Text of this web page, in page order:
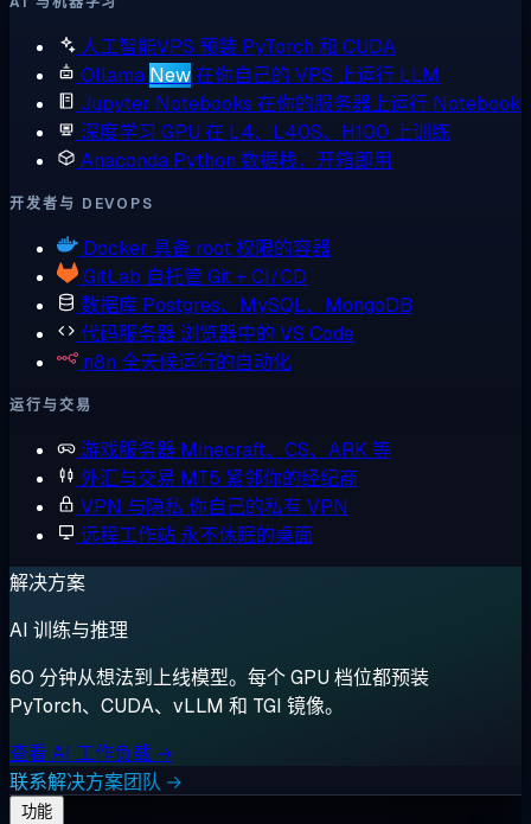
人工智能VPS 预装 PyTorch 和 CUDA
Ollama New在你自己的 VPS 上运行 LLM
Jupyter Notebooks 在你的服务器上运行 Notebook
深度学习 GPU 在 L4、L40S、H100 上训练
Anaconda Python 数据栈，开箱即用
开发者与 DEVOPS
Docker 具备 root 权限的容器
GitLab 自托管 Git + CI/CD
数据库 Postgres、MySQL、MongoDB
代码服务器 浏览器中的 VS Code
n8n 全天候运行的自动化
运行与交易
游戏服务器 Minecraft、CS、ARK 等
外汇与交易 MT5 紧邻你的经纪商
VPN 与隐私 你自己的私有 VPN
远程工作站 永不休眠的桌面
解决方案
AI 训练与推理
60 分钟从想法到上线模型。每个 GPU 档位都预装
PyTorch、CUDA、vLLM 和 TGI 镜像。
查看 AI 工作负载 →
联系解决方案团队 →